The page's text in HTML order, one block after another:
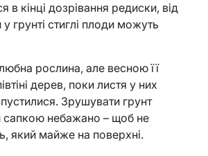
в кінці дозрівання редиски, від
грунті стиглі плоди можуть
рослина, але весною її
дерев, поки листя у них
Зрушувати грунт
сапкою небажано – щоб не
який майже на поверхні.